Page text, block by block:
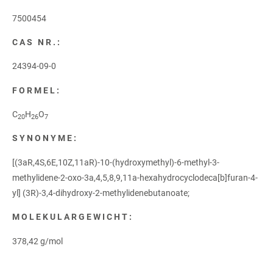
7500454
CAS NR.:
24394-09-0
FORMEL:
C20H26O7
SYNONYME:
[(3aR,4S,6E,10Z,11aR)-10-(hydroxymethyl)-6-methyl-3-
methylidene-2-oxo-3a,4,5,8,9,11a-hexahydrocyclodeca[b]furan-4-
yl] (3R)-3,4-dihydroxy-2-methylidenebutanoate;
MOLEKULARGEWICHT:
378,42 g/mol